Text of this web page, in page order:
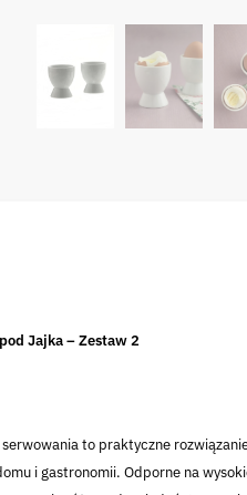
Jajka – Zestaw 2
to praktyczne
i gastronomii. Odporne na